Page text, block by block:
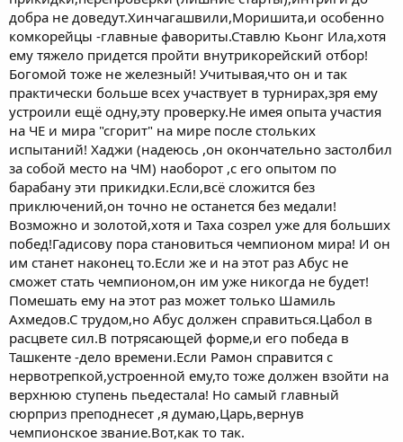
57 - Лебедь -50%
добра не доведут.Хинчагашвили,Моришита,и особенно
комкорейцы -главные фавориты.Ставлю Кьонг Ила,хотя
ему тяжело придется пройти внутрикорейский отбор!
Богомой тоже не железный! Учитывая,что он и так
практически больше всех участвует в турнирах,зря ему
устроили ещё одну,эту проверку.Не имея опыта участия
на ЧЕ и мира "сгорит" на мире после стольких
испытаний! Хаджи (надеюсь ,он окончательно застолбил
за собой место на ЧМ) наоборот ,с его опытом по
барабану эти прикидки.Если,всё сложится без
приключений,он точно не останется без медали!
Возможно и золотой,хотя и Таха созрел уже для больших
побед!Гадисову пора становиться чемпионом мира! И он
им станет наконец то.Если же и на этот раз Абус не
сможет стать чемпионом,он им уже никогда не будет!
Помешать ему на этот раз может только Шамиль
Ахмедов.С трудом,но Абус должен справиться.Цабол в
расцвете сил.В потрясающей форме,и его победа в
Ташкенте -дело времени.Если Рамон справится с
нервотрепкой,устроенной ему,то тоже должен взойти на
верхнюю ступень пьедестала! Но самый главный
сюрприз преподнесет ,я думаю,Царь,вернув
чемпионское звание.Вот,как то так.